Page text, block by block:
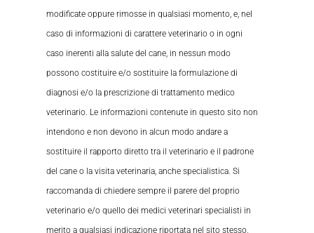
modificate oppure rimosse in qualsiasi momento, e, nel
caso di informazioni di carattere veterinario o in ogni
caso inerenti alla salute del cane, in nessun modo
possono costituire e/o sostituire la formulazione di
diagnosi e/o la prescrizione di trattamento medico
veterinario. Le informazioni contenute in questo sito non
intendono e non devono in alcun modo andare a
sostituire il rapporto diretto tra il veterinario e il padrone
del cane o la visita veterinaria, anche specialistica. Si
raccomanda di chiedere sempre il parere del proprio
veterinario e/o quello dei medici veterinari specialisti in
merito a qualsiasi indicazione riportata nel sito stesso.